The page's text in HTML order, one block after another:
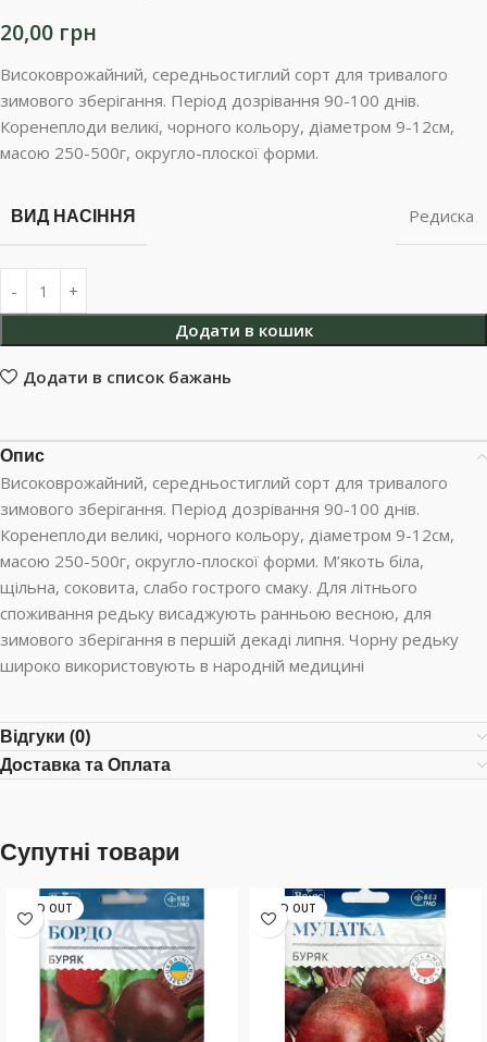
20,00 грн
Високоврожайний, середньостиглий сорт для тривалого
зимового зберігання. Період дозрівання 90-100 днів.
Коренеплоди великі, чорного кольору, діаметром 9-12см,
масою 250-500г, округло-плоскої форми.
ВИД НАСІННЯ Редиска
Додати в кошик
Додати в список бажань
Опис
Високоврожайний, середньостиглий сорт для тривалого
зимового зберігання. Період дозрівання 90-100 днів.
Коренеплоди великі, чорного кольору, діаметром 9-12см,
масою 250-500г, округло-плоскої форми. М’якоть біла,
щільна, соковита, слабо гострого смаку. Для літнього
споживання редьку висаджують ранньою весною, для
зимового зберігання в першій декаді липня. Чорну редьку
широко використовують в народній медицині
Відгуки (0)
Доставка та Оплата
Супутні товари
SOLD OUT SOLD OUT